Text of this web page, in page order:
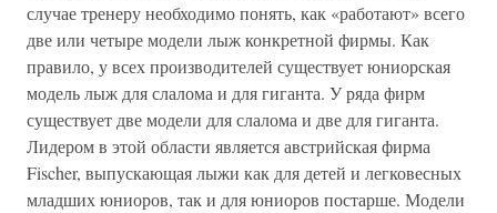
случае тренеру необходимо понять, как «работают» всего
две или четыре модели лыж конкретной фирмы. Как
правило, у всех производителей существует юниорская
модель лыж для слалома и для гиганта. У ряда фирм
существует две модели для слалома и две для гиганта.
Лидером в этой области является австрийская фирма
Fischer, выпускающая лыжи как для детей и легковесных
младших юниоров, так и для юниоров постарше. Модели